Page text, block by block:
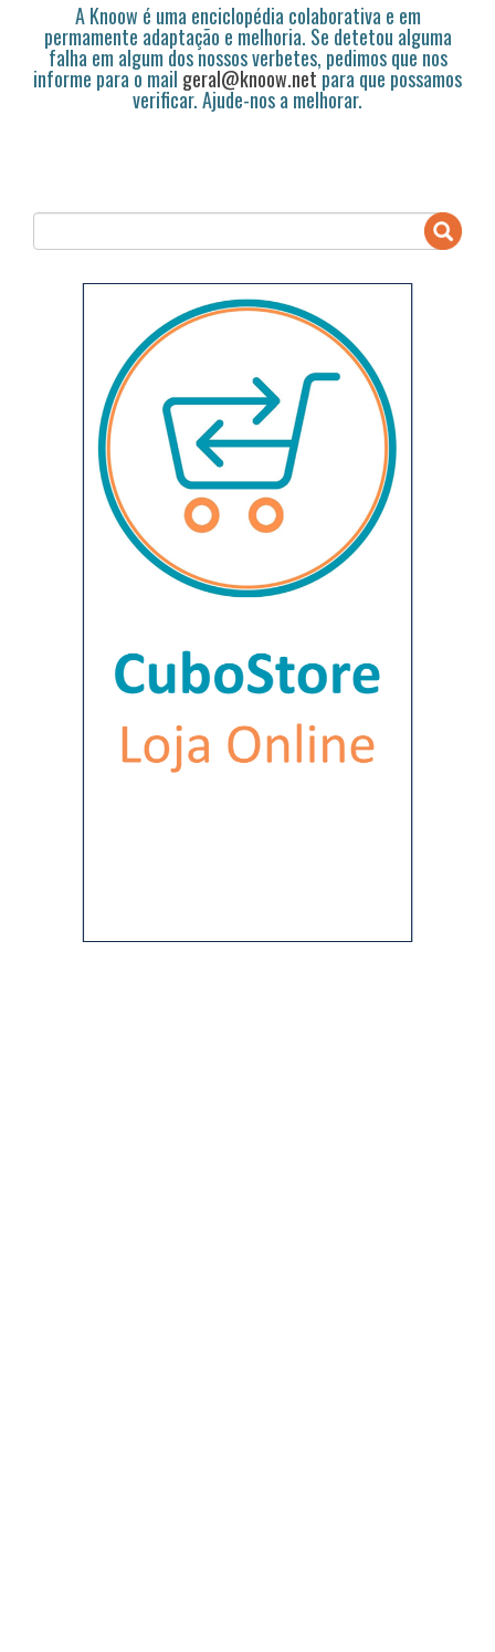
A Knoow é uma enciclopédia colaborativa e em
permamente adaptação e melhoria. Se detetou alguma
falha em algum dos nossos verbetes, pedimos que nos
informe para o mail geral@knoow.netpara que possamos
verificar. Ajude-nos a melhorar.